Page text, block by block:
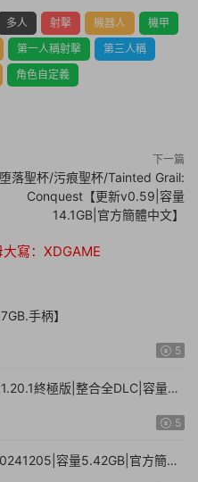
多人 射擊 機器人
機甲
第一人稱射擊
第三人稱
角色自定義
下一篇
堕落聖杯/污痕聖杯/Tainted Grail:
Conquest【更新v0.59|容量
14.1GB|官方簡體中文】
寫：XDGAME
手柄】
5
終極版|整合全DLC|容量
5
容量5.42GB|官方簡體